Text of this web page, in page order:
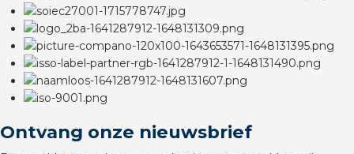
Ontvang onze nieuwsbrief